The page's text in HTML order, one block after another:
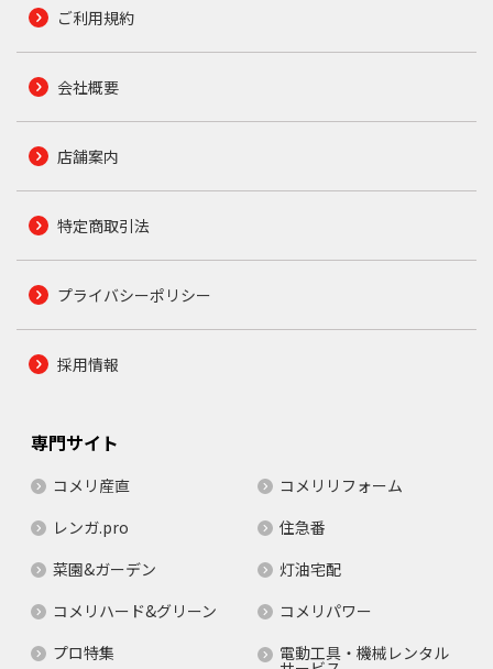
ご利用規約
会社概要
店舗案内
特定商取引法
プライバシーポリシー
採用情報
専門サイト
コメリ産直
コメリリフォーム
レンガ.pro
住急番
菜園&ガーデン
灯油宅配
コメリハード&グリーン
コメリパワー
プロ特集
電動工具・機械レンタル